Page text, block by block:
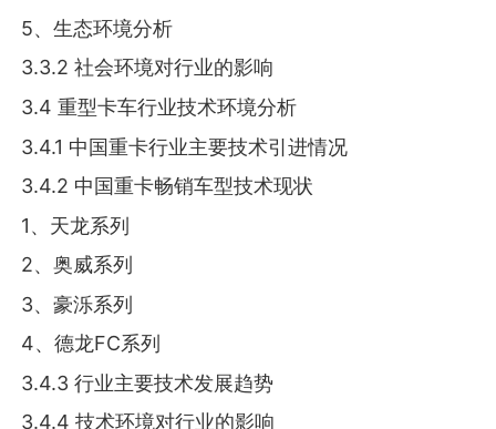
5、生态环境分析
3.3.2 社会环境对行业的影响
3.4 重型卡车行业技术环境分析
3.4.1 中国重卡行业主要技术引进情况
3.4.2 中国重卡畅销车型技术现状
1、天龙系列
2、奥威系列
3、豪泺系列
4、德龙FC系列
3.4.3 行业主要技术发展趋势
3.4.4 技术环境对行业的影响